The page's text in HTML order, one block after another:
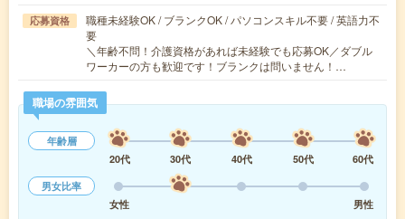
応募資格
職種未経験OK / ブランクOK / パソコンスキル不要 / 英語力不
要
＼年齢不問！介護資格があれば未経験でも応募OK／ダブル
ワーカーの方も歓迎です！ブランクは問いません！…
職場の雰囲気
年齢層
20代
30代 40代 50代
60代
男女比率
女性
男性